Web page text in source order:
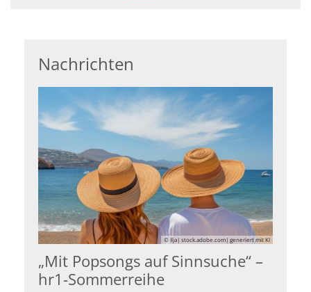
Nachrichten
© Ilja| stock.adobe.com| generiert mit KI
„Mit Popsongs auf Sinnsuche“ –
hr1-Sommerreihe